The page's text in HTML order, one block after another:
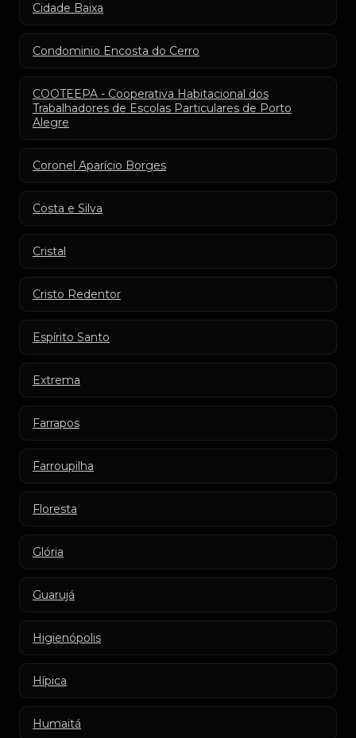
Cidade Baixa
Condominio Encosta do Cerro
COOTEEPA - Cooperativa Habitacional dos
Trabalhadores de Escolas Particulares de Porto
Alegre
Coronel Aparício Borges
Costa e Silva
Cristal
Cristo Redentor
Espírito Santo
Extrema
Farrapos
Farroupilha
Floresta
Glória
Guarujá
Higienópolis
Hípica
Humaitá